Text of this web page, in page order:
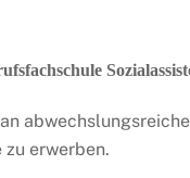
erwerben.